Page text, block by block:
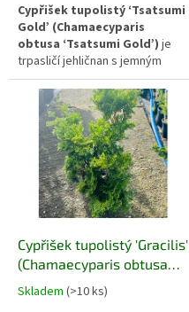
Cypřišek tupolistý ‘Tsatsumi
Gold’ (Chamaecyparis
obtusa ‘Tsatsumi Gold’) je
trpasličí jehličnan s jemným
zlatozeleným zbarvením a
kompaktním, polokulovitým
habitem. Díky pomalému růstu a
husté struktuře se uplatňuje v
menších zahradách, skalkách i
nádobách, kde vytváří výrazný,
ale klidný barevný akcent.
Cypřišek tupolistý 'Gracilis'
(Chamaecyparis obtusa
'Gracilis')
Skladem (>10 ks)